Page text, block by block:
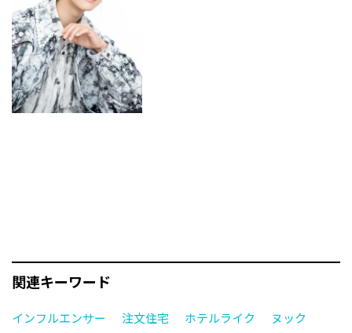
関連キーワード
インフルエンサー 注文住宅 ホテルライク
ヌック